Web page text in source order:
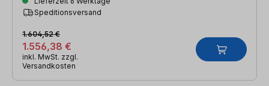
Speditionsversand
1.556,38 €
1.604,52 €
inkl. MwSt. zzgl.
Versandkosten